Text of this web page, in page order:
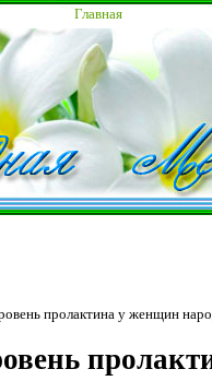
Главная
пролактина у женщин